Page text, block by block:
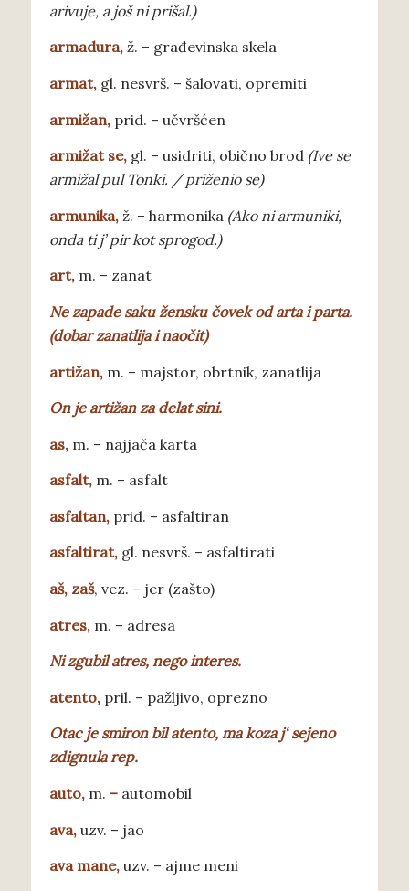
arivuje, a još ni prišal.)
armadura,ž. – građevinska skela
armat, gl. nesvrš. – šalovati, opremiti
armižan, prid. – učvršćen
armižat se,gl. – usidriti, obično brod (Ive se
armižal pul Tonki. / priženio se)
armunika, ž. – harmonika (Ako ni armuniki,
onda ti j’ pir kot sprogod.)
art,m. – zanat
Ne zapade sakužensku čovek od arta i parta.
(dobar zanatlija i naočit)
artižan, m. – majstor, obrtnik, zanatlija
On je artižan za delat sini.
as, m. – najjača karta
asfalt, m. – asfalt
asfaltan, prid. – asfaltiran
asfaltirat,gl. nesvrš. – asfaltirati
aš, zaš, vez. – jer (zašto)
atres, m. – adresa
Nizgubil atres, nego interes.
atento, pril. – pažljivo, oprezno
Otac je smiron bil atento, ma koza j‘ sejeno
zdignula rep.
auto, m. –automobil
ava, uzv. – jao
ava mane,uzv. – ajme meni